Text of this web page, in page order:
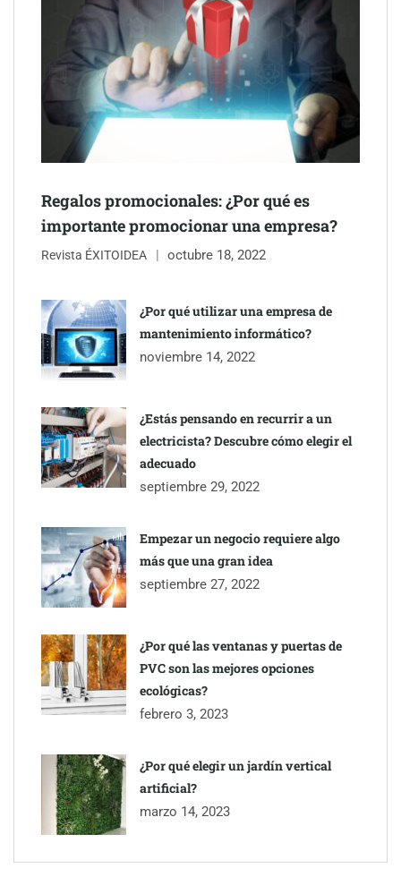
IA ya no es suficiente para los profesionales de la arquitectura
Martín Mingorance Abogados consolida su posición como
particulares
Brisas del Estrecho abastece a la hostelería de Sevilla
conectando lonjas con establecimientos
Regalos promocionales: ¿Por qué es
importante promocionar una empresa?
Revista ÉXITOIDEA octubre 18, 2022
¿Por qué utilizar una empresa de
mantenimiento informático?
noviembre 14, 2022
¿Estás pensando en recurrir a un
electricista? Descubre cómo elegir el
adecuado
septiembre 29, 2022
Empezar un negocio requiere algo
más que una gran idea
septiembre 27, 2022
¿Por qué las ventanas y puertas de
PVC son las mejores opciones
ecológicas?
febrero 3, 2023
¿Por qué elegir un jardín vertical
artificial?
marzo 14, 2023